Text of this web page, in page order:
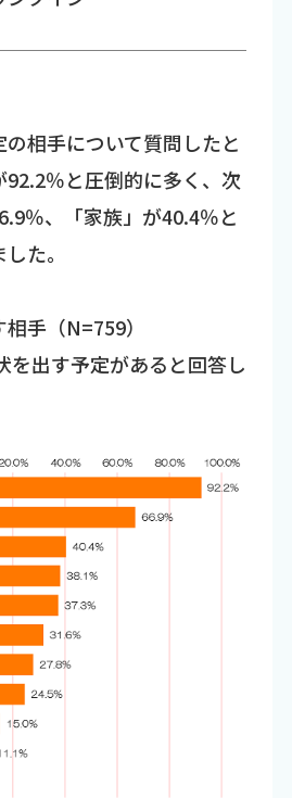
相手について質問したと
92.2％と圧倒的に多く、次
％、「家族」が40.4％と
た。
手（N=759）
出す予定があると回答し